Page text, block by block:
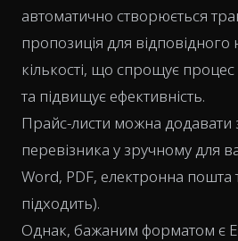
автоматично створюється
пропозиція для відповідного
кількості, що спрощує
та підвищує ефективність.
Прайс-листи можна додавати
перевізника у зручному для
Word, PDF, електронна пошта
підходить).
Однак, бажаним форматом є